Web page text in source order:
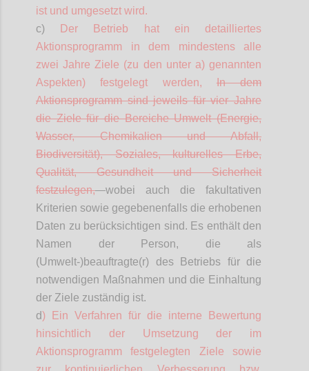
ist und umgesetzt wird.
c)
Der Betrieb hat ein
detailliertes
Aktionsprogramm in dem mindestens alle
zwei Jahre Ziele (zu den unter a) genannten
Aspekten) festgelegt werden, In dem
Aktionsprogramm sind jeweils für vier Jahre
die Ziele für die Bereiche Umwelt (Energie,
Wasser, Chemikalien und Abfall,
Biodiversität), Soziales, kulturelles Erbe,
Qualität, Gesundheit und Sicherheit
festzulegen,
wobei auch die fakultativen
Kriterien sowie gegebenenfalls die erhobenen
Daten zu berücksichtigen sind. Es enthält den
Namen der Person, die als
(Umwelt-)beauftragte(r) des Betriebs für die
notwendigen Maßnahmen und die Einhaltung
der Ziele zuständig ist.
d) Ein Verfahren für die interne Bewertung
hinsichtlich der Umsetzung der im
Aktionsprogramm festgelegten Ziele sowie